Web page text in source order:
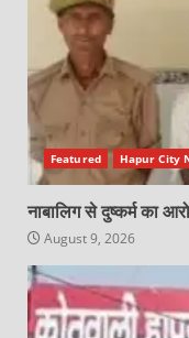
Featured Hapur City
नाबालिग से दुष्कर्म का
August 9, 2026